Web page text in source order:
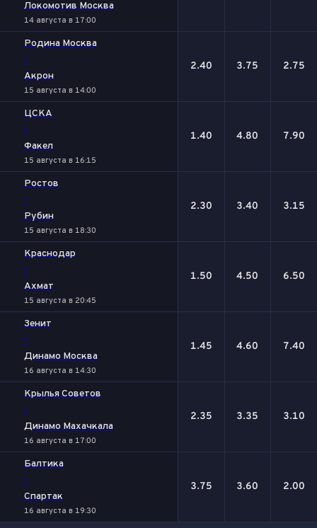
Локомотив Москва
14 августа в 17:00
Родина Москва
-
Акрон
15 августа в 14:00
2.40 3.75 2.75
ЦСКА
-
Факел
15 августа в 16:15
1.40 4.80 7.90
Ростов
-
Рубин
15 августа в 18:30
2.30 3.40 3.15
Краснодар
-
Ахмат
15 августа в 20:45
1.50 4.50 6.50
Зенит
-
Динамо Москва
16 августа в 14:30
1.45 4.60 7.40
Крылья Советов
-
Динамо Махачкала
16 августа в 17:00
2.35 3.35 3.10
Балтика
-
Спартак
16 августа в 19:30
3.75 3.60 2.00